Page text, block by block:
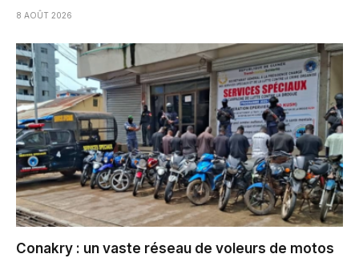
8 AOÛT 2026
Conakry : un vaste réseau de voleurs de motos